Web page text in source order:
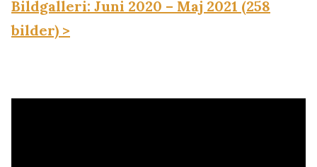
Bildgalleri: Juni 2020 – Maj 2021 (258
bilder) >